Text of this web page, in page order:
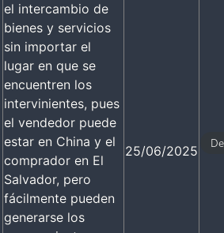
el intercambio de
bienes y servicios
sin importar el
lugar en que se
encuentren los
intervinientes, pues
el vendedor puede
estar en China y el
comprador en El
Salvador, pero
fácilmente pueden
generarse los
25/06/2025